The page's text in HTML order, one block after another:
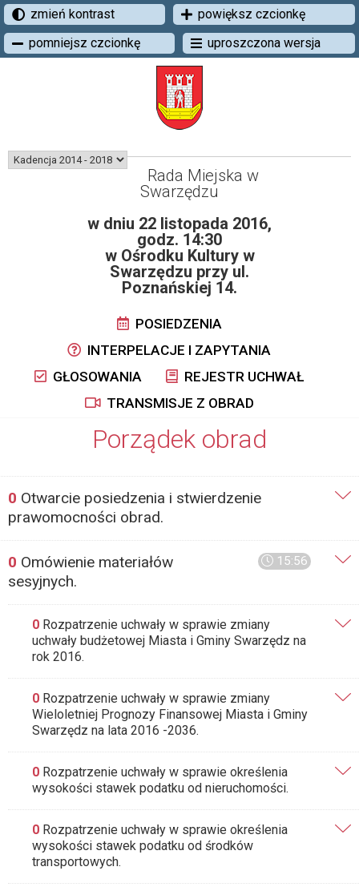
zmień kontrast
powiększ czcionkę
pomniejsz czcionkę
uproszczona wersja
Rada Miejska w
Swarzędzu
w dniu 22 listopada 2016,
godz. 14:30
w Ośrodku Kultury w
Swarzędzu przy ul.
Poznańskiej 14.
POSIEDZENIA
INTERPELACJE I ZAPYTANIA
GŁOSOWANIA
REJESTR UCHWAŁ
TRANSMISJE Z OBRAD
Porządek obrad
0 Otwarcie posiedzenia i stwierdzenie
prawomocności obrad.
15:56
0 Omówienie materiałów
sesyjnych.
0 Rozpatrzenie uchwały w sprawie zmiany
uchwały budżetowej Miasta i Gminy Swarzędz na
rok 2016.
0 Rozpatrzenie uchwały w sprawie zmiany
Wieloletniej Prognozy Finansowej Miasta i Gminy
Swarzędz na lata 2016 -2036.
0 Rozpatrzenie uchwały w sprawie określenia
wysokości stawek podatku od nieruchomości.
0 Rozpatrzenie uchwały w sprawie określenia
wysokości stawek podatku od środków
transportowych.